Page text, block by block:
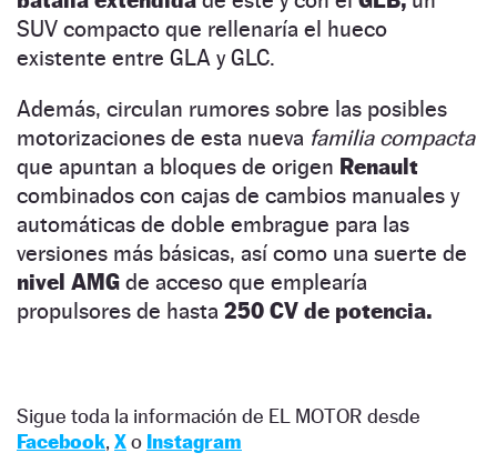
SUV compacto que rellenaría el hueco
existente entre GLA y GLC.
Además, circulan rumores sobre las posibles
motorizaciones de esta nueva familia compacta
que apuntan a bloques de origen Renault
combinados con cajas de cambios manuales y
automáticas de doble embrague para las
versiones más básicas, así como una suerte de
nivel AMG de acceso que emplearía
propulsores de hasta 250 CV de potencia.
Sigue toda la información de EL MOTOR desde
Facebook, Xo Instagram